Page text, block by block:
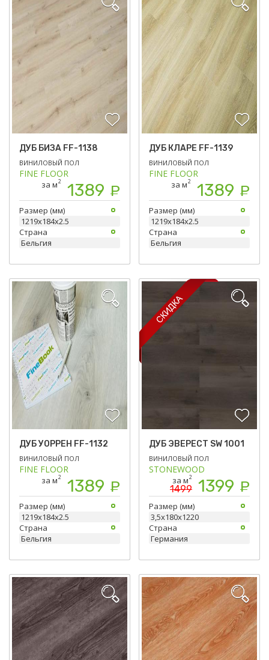
ДУБ БИЗА FF-1138
ВИНИЛОВЫЙ ПОЛ
FINE FLOOR
за м2 1389 Р
Размер (мм)
1219х184х2.5
Страна
Бельгия
ДУБ КЛАРЕ FF-1139
ВИНИЛОВЫЙ ПОЛ
FINE FLOOR
за м2 1389 Р
Размер (мм)
1219х184х2.5
Страна
Бельгия
ДУБ УОРРЕН FF-1132
ВИНИЛОВЫЙ ПОЛ
FINE FLOOR
за м2 1389 Р
Размер (мм)
1219х184х2.5
Страна
Бельгия
ДУБ ЭВЕРЕСТ SW 1001
ВИНИЛОВЫЙ ПОЛ
STONEWOOD
за м2 1399 Р
1499
Размер (мм)
3,5х180х1220
Страна
Германия